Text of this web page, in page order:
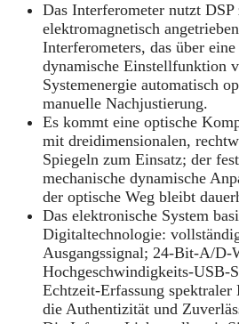
Das Interferometer nutzt DSP
elektromagnetisch
Interferometers, das über
dynamische Einstellfunktion
Systemenergie automatisch
manuelle Nachjustierung.
Es kommt eine optische
mit dreidimensionalen,
Spiegeln zum Einsatz; der
mechanische dynamische
der optische Weg bleibt
Das elektronische System
Digitaltechnologie:
Ausgangssignal; 24-Bit-A/D-
Hochgeschwindigkeits-USB-
Echtzeit-Erfassung spektraler
die Authentizität und